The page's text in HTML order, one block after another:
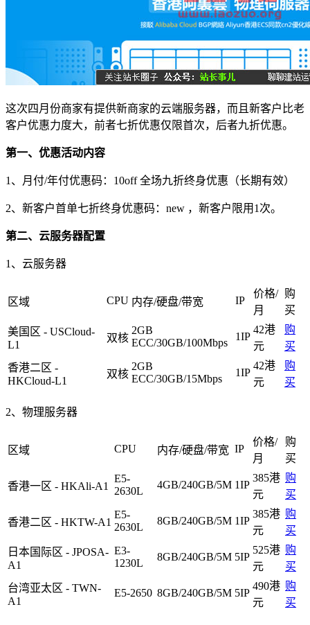
这次四月份商家有提供新商家的云端服务器，而且新客户比老
客户优惠力度大，前者七折优惠仅限首次，后者九折优惠。
第一、优惠活动内容
1、月付/年付优惠码：10off 全场九折终身优惠（长期有效）
2、新客户首单七折终身优惠码：new ，新客户限用1次。
第二、云服务器配置
1、云服务器
区域 CPU 内存/硬盘/带宽 IP
价格/
月
购
买
美国区 - USCloud-
L1
双核
2GB
ECC/30GB/100Mbps
1IP
42港
元
购
买
香港二区 -
HKCloud-L1
双核
2GB
ECC/30GB/15Mbps
1IP
42港
元
购
买
2、物理服务器
区域 CPU 内存/硬盘/带宽 IP
价格/
月
购
买
香港一区 - HKAli-A1
E5-
2630L
4GB/240GB/5M 1IP
385港
元
购
买
香港二区 - HKTW-A1
E5-
2630L
8GB/240GB/5M 1IP
385港
元
购
买
日本国际区 - JPOSA-
A1
E3-
1230L
8GB/240GB/5M 5IP
525港
元
购
买
台湾亚太区 - TWN-
A1
E5-2650 8GB/240GB/5M 5IP
490港
元
购
买